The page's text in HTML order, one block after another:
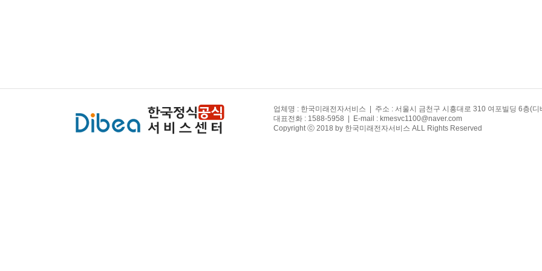
업체명 : 한국미래전자서비스 | 주소 : 서울시 금천구 시흥대로 310 여포빌딩 6층(디
대표전화 : 1588-5958 | E-mail : kmesvc1100@naver.com
Copyright ⓒ 2018 by 한국미래전자서비스 ALL Rights Reserved